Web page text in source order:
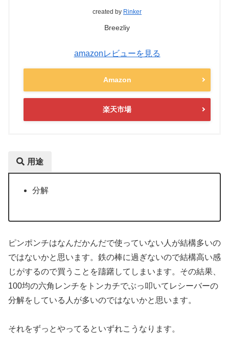
created by Rinker
Breezliy
amazonレビューを見る
Amazon
楽天市場
用途
分解
ピンポンチはなんだかんだで使っていない人が結構多いの
ではないかと思います。鉄の棒に過ぎないので結構高い感
じがするので買うことを躊躇してしまいます。その結果、
100均の六角レンチをトンカチでぶっ叩いてレシーバーの
分解をしている人が多いのではないかと思います。
それをずっとやってるといずれこうなります。